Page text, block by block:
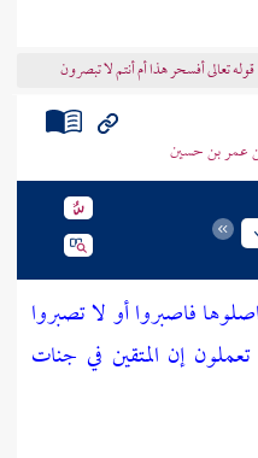
قوله تعالى أفسحر هذا أم أنتم لا تبصرون
عمر بن حسين
اصلوها فاصبروا أو لا تصبروا
تعملونإن المتقين في جنات